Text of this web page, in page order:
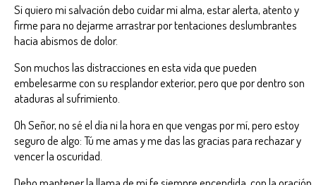
Si quiero mi salvación debo cuidar mi alma, estar alerta, atento y
firme para no dejarme arrastrar por tentaciones deslumbrantes
hacia abismos de dolor.
Son muchos las distracciones en esta vida que pueden
embelesarme con su resplandor exterior, pero que por dentro son
ataduras al sufrimiento.
Oh Señor, no sé el día ni la hora en que vengas por mí, pero estoy
seguro de algo: Tú me amas y me das las gracias para rechazar y
vencer la oscuridad.
Debo mantener la llama de mi fe siempre encendida, con la oración